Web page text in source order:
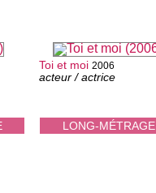
LONG-MÉTRAGE
Toi et moi 2006
acteur / actrice